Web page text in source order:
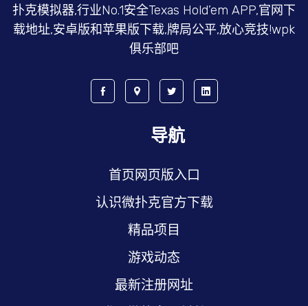
扑克模拟器,行业No.1安全Texas Hold’em APP,官网下
载地址,安卓版和苹果版下载,牌局公平,放心竞技!wpk
俱乐部吧
导航
首页网页版入口
认识微扑克官方下载
精品项目
游戏动态
最新注册网址